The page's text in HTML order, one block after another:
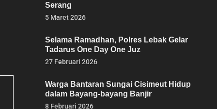
Serang
5 Maret 2026
Selama Ramadhan, Polres Lebak Gelar
Tadarus One Day One Juz
27 Februari 2026
Warga Bantaran Sungai Cisimeut Hidup
dalam Bayang-bayang Banjir
8 Februari 2026